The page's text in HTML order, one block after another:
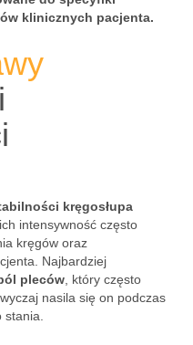
klinicznych pacjenta.
i
kręgosłupa
intensywność często
kręgów oraz
Najbardziej
pleców , który często
nasila się on podczas